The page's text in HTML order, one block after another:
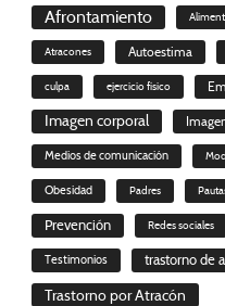
Afrontamiento
Atracones Autoestima
culpa ejercicio físico
Imagen corporal
Medios de comunicación
Obesidad Padres
Prevención Redes sociales
Testimonios trastorno de
Trastorno por Atracón